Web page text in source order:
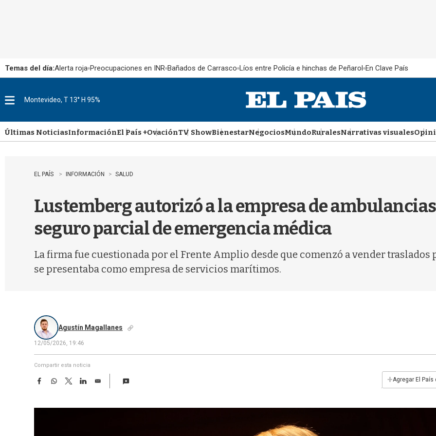
Temas del día:Alerta roja Preocupaciones en INR Bañados de Carrasco Líos entre Policía e hinchas de Peñarol En Clave País
u
Montevideo, T 13° H 95%
Últimas NoticiasInformaciónEl País +OvaciónTV ShowBienestarNegociosMundoRuralesNarrativas visuales
EL PAÍS INFORMACIÓN SALUD
Lustemberg autorizó a la empresa de
seguro parcial de emergencia médica
La firma fue cuestionada por el Frente Amplio desde que comenzó a vender traslados
se presentaba como empresa de servicios marítimos.
Agustín Magallanes
12/05/2026, 19:46
Compartir esta noticia
F
e
W
t
T
w
t
L
k
E
i
+Agregar El País